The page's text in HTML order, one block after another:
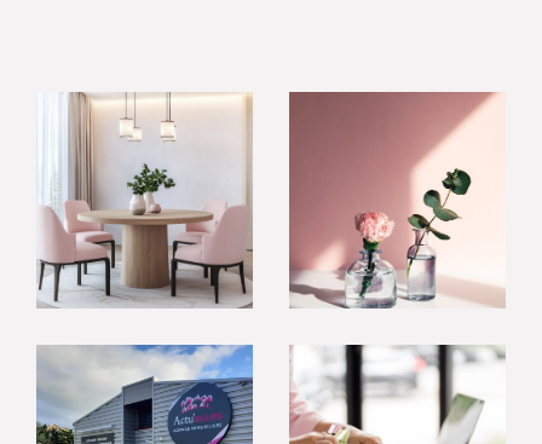
professionnels à l’écoute, proches de vous et
investis dans la réussite de votre projet ?
N’attendez plus, contactez-nous dès aujourd’hui
pour convenir d’un rendez-vous. Nous prendrons
le temps d’échanger avec vous pour comprendre
vos attentes et bâtir ensemble une stratégie
efficace.
L’équipe d’Actu’elles Transac est à votre entière
disposition pour répondre à toutes vos questions.